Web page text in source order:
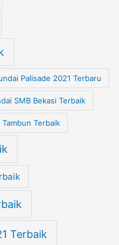
Palisade 2021 Terbaru
SMB Bekasi Terbaik
Terbaik
Terbaik